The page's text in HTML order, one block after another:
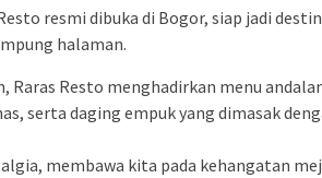
resmi dibuka di Bogor, siap jadi
halaman.
Resto menghadirkan menu
serta daging empuk yang dimasak
membawa kita pada kehangatan